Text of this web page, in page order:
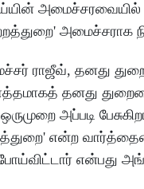
அமைச்சராக
ராஜீவ், தனது
தனது
அப்படி
என்ற
என்பது